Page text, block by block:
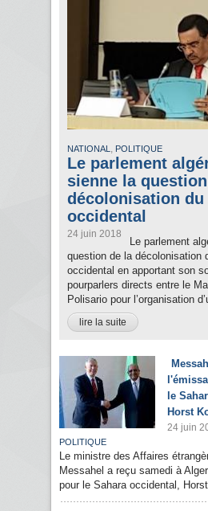
NATIONAL , POLITIQUE
Le parlement
sienne la
décolonisation du
occidental
24 juin 2018
Le parlement
question de la décolonisation
occidental en apportant son
pourparlers directs entre le
Polisario pour l’organisation
lire la suite
le
Horst
24 juin
POLITIQUE
Le ministre des Affaires
Messahel a reçu samedi à
pour le Sahara occidental,